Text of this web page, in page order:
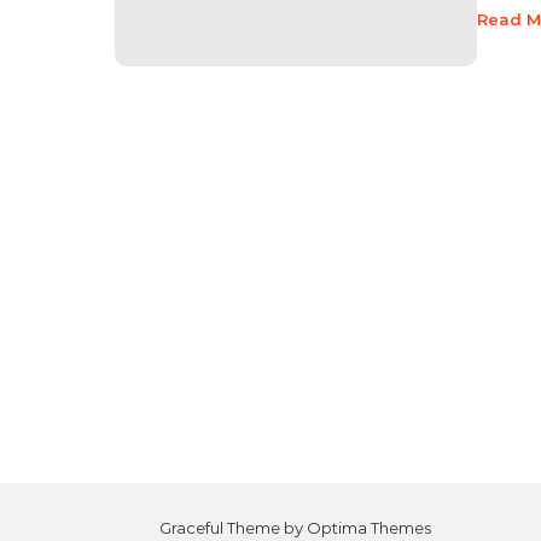
Read
Graceful Theme by Optima Themes